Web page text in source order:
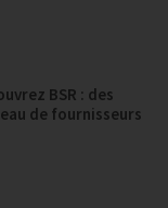
BSR : des
de fournisseurs